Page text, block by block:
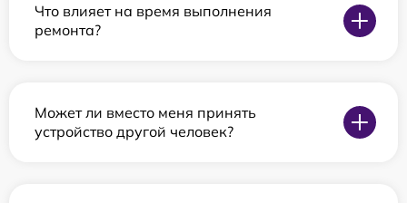
Что влияет на время выполнения
ремонта?
Может ли вместо меня принять
устройство другой человек?